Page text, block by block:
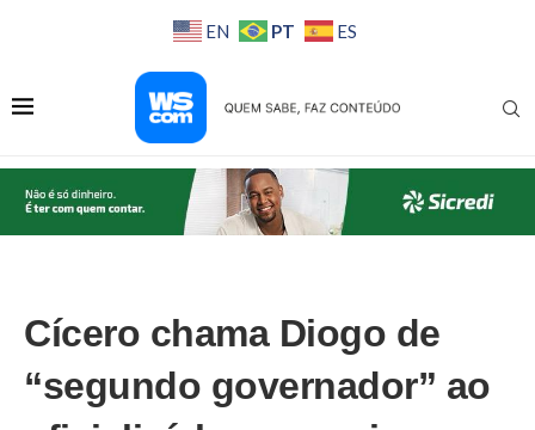
EN PT ES
Cícero chama Diogo de
“segundo governador” ao